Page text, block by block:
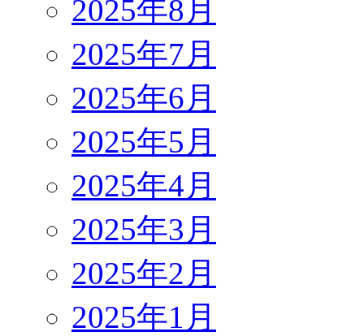
2025年8月
2025年7月
2025年6月
2025年5月
2025年4月
2025年3月
2025年2月
2025年1月